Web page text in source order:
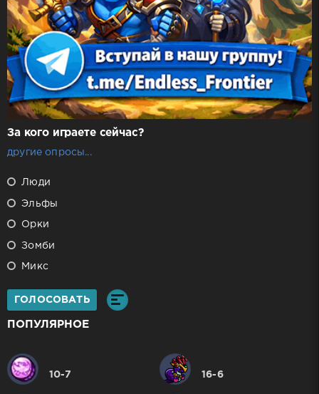
За кого играете сейчас?
другие опросы...
Люди
Эльфы
Орки
Зомби
Микс
ГОЛОСОВАТЬ
ПОПУЛЯРНОЕ
10-7 16-6